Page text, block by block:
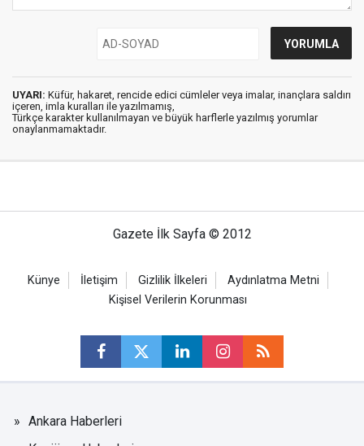
UYARI: Küfür, hakaret, rencide edici cümleler veya imalar, inançlara saldırı
içeren, imla kuralları ile yazılmamış,
Türkçe karakter kullanılmayan ve büyük harflerle yazılmış yorumlar
onaylanmamaktadır.
Gazete İlk Sayfa © 2012
Künye İletişim Gizlilik İlkeleri
Aydınlatma Metni
Kişisel Verilerin Korunması
Ankara Haberleri